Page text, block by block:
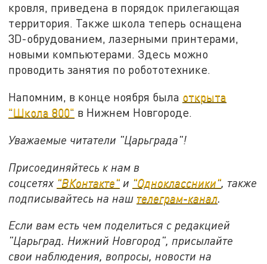
кровля, приведена в порядок прилегающая
территория. Также школа теперь оснащена
3D-обрудованием, лазерными принтерами,
новыми компьютерами. Здесь можно
проводить занятия по робототехнике.
Напомним, в конце ноября была открыта
"Школа 800" в Нижнем Новгороде.
Уважаемые читатели "Царьграда"!
Присоединяйтесь к нам в
соцсетях "ВКонтакте" и "Одноклассники" также
подписывайтесь на наш телеграм-канал
Если вам есть чем поделиться с редакцией
"Царьград. Нижний Новгород", присылайте
свои наблюдения, вопросы, новости на